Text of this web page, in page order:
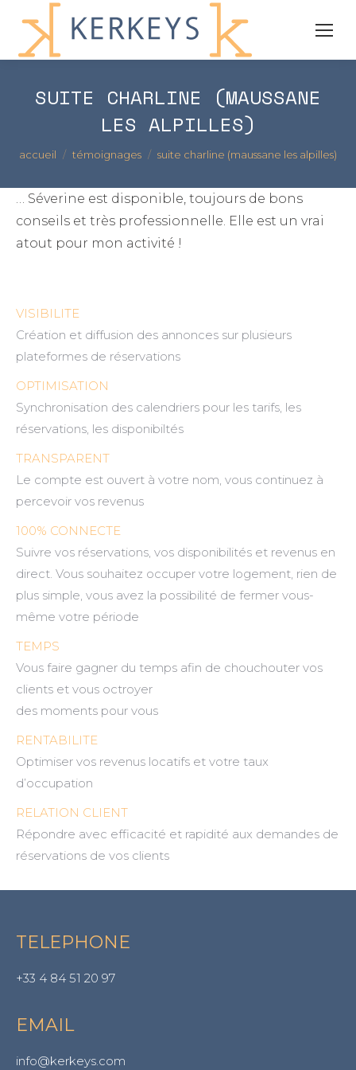
SUITE CHARLINE (MAUSSANE
LES ALPILLES)
Vous êtes ici :
accueil témoignages suite charline (maussane les alpilles)
… Séverine est disponible, toujours de bons
conseils et très professionnelle. Elle est un vrai
atout pour mon activité !
VISIBILITE
Création et diffusion des annonces sur plusieurs
plateformes de réservations
OPTIMISATION
Synchronisation des calendriers pour les tarifs, les
réservations, les disponibiltés
TRANSPARENT
Le compte est ouvert à votre nom, vous continuez à
percevoir vos revenus
100% CONNECTE
Suivre vos réservations, vos disponibilités et revenus en
direct. Vous souhaitez occuper votre logement, rien de
plus simple, vous avez la possibilité de fermer vous-
même votre période
TEMPS
Vous faire gagner du temps afin de chouchouter vos
clients et vous octroyer
des moments pour vous
RENTABILITE
Optimiser vos revenus locatifs et votre taux
d’occupation
RELATION CLIENT
Répondre avec efficacité et rapidité aux demandes de
réservations de vos clients
TELEPHONE
+33 4 84 51 20 97
EMAIL
info@kerkeys.com